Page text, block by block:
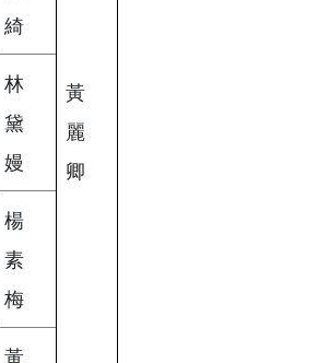
綺
黃
麗
卿
林
黛
嫚
楊
素
梅
黃